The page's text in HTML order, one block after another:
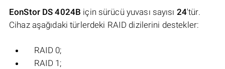
EonStor DS 4024B için sürücü yuvası sayısı 24'tür.
Cihaz aşağıdaki türlerdeki RAID dizilerini destekler:
RAID 0;
RAID 1;